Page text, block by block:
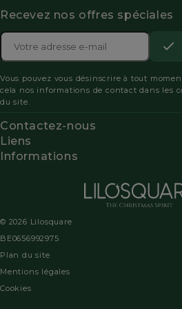
Recevez nos offres spéciales
Adresse

les
la
Vous pouvez vous désinscrire à tout
cela nos informations de contact dans les
du site.
Contactez-nous
Liens
Informations
© 2026 Lilosquare
BE0656992975
Plan du site
Mentions légales
Cookies